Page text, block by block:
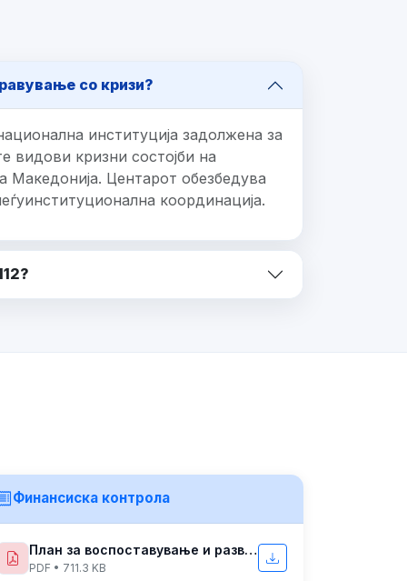
со кризи?
институција задолжена за
видови кризни состојби на
Македонија. Центарот обезбедува
координација.
Финансиска контрола
План за воспоставување и развој на финансико управувње и контрола
PDF • 711.3 KB